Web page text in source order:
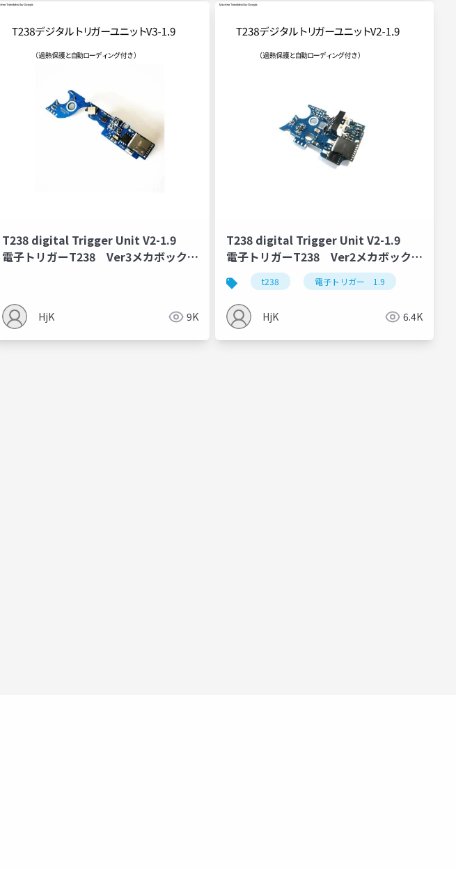
不知火商店
T238 digital Trigger Unit V2-1.9
電子トリガーT238 Ver3メカボックス
HjK 9K
T238 digital Trigger Unit V2-1.9
電子トリガーT238 Ver2メカボックス
用 V1.9 マニュアル
t238 電子トリガー 1.9
HjK 6.4K